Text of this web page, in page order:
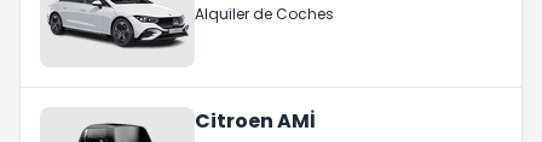
Alquiler de Coches
Citroen AMİ